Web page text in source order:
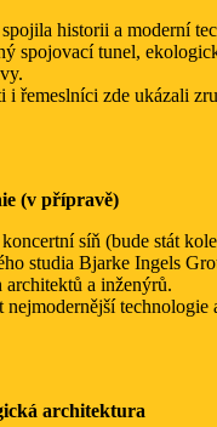
historii a moderní
spojovací tunel,
i řemeslníci zde ukázali
(v přípravě)
síň (bude stát
studia Bjarke Ingels
architektů a inženýrů.
technologie
architektura